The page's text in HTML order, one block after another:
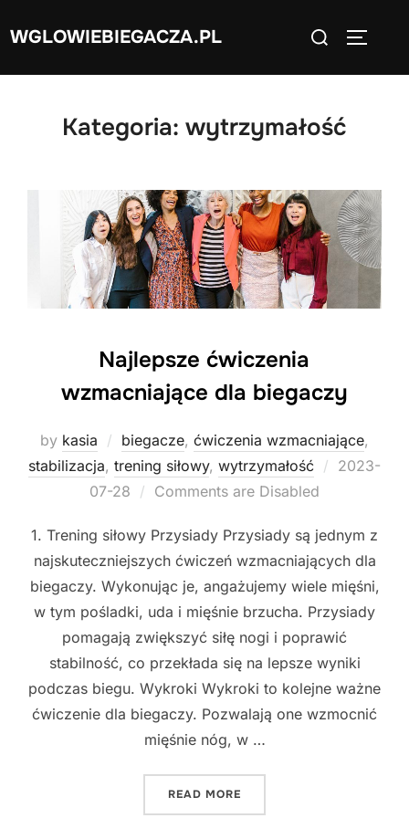
toWGLOWIEBIEGACZA.PL
Search
Kategoria: wytrzymałość
Najlepsze ćwiczenia
wzmacniające dla biegaczy
by kasia biegacze, ćwiczenia wzmacniające,
stabilizacja, trening siłowy, wytrzymałość
Posted
2023-
07-28
Comments are Disabled
1. Trening siłowy Przysiady Przysiady są jednym z
najskuteczniejszych ćwiczeń wzmacniających dla
biegaczy. Wykonując je, angażujemy wiele mięśni,
w tym pośladki, uda i mięśnie brzucha. Przysiady
pomagają zwiększyć siłę nogi i poprawić
stabilność, co przekłada się na lepsze wyniki
podczas biegu. Wykroki Wykroki to kolejne ważne
ćwiczenie dla biegaczy. Pozwalają one wzmocnić
mięśnie nóg, w …
READ MORE